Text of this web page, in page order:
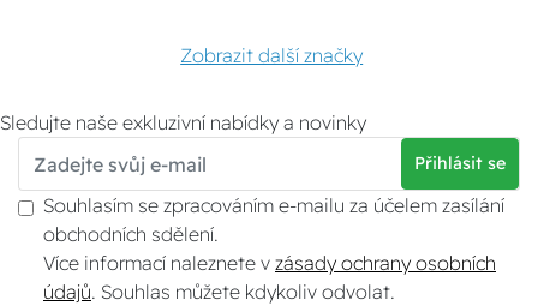
Zobrazit další značky
Sledujte naše exkluzivní nabídky a novinky
Přihlásit se
Souhlasím se zpracováním e-mailu za účelem zasílání
obchodních sdělení.
Více informací naleznete v zásady ochrany osobních
údajů . Souhlas můžete kdykoliv odvolat.